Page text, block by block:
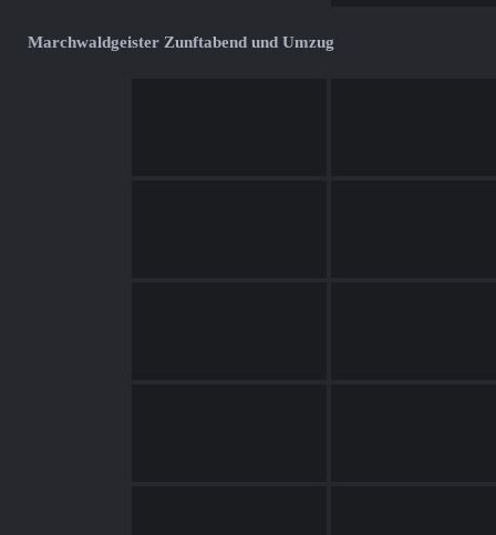
Marchwaldgeister Zunftabend und Umzug